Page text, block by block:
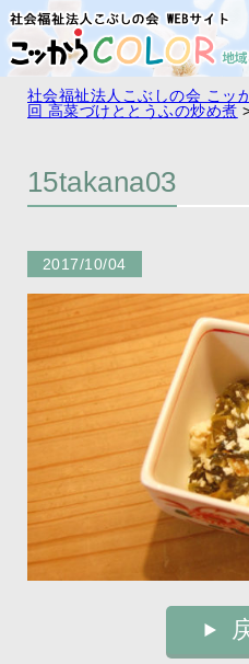
社会福祉法人こぶしの会 こッ
回 高菜づけととうふの炒め煮
15takana03
2017/10/04